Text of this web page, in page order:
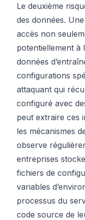
Le deuxième
des données.
accès non
potentiellement à
données
configurations
attaquant qui
configuré avec
peut extraire ces
les mécanismes
observe
entreprises
fichiers de
variables
processus du
code source de